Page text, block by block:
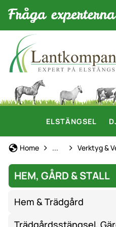
ELSTÄNGSEL
Home Hem, gård & stall
... Verktyg &
HEM, GÅRD & STALL
Hem & Trädgård
Trädgårdsstängsel,